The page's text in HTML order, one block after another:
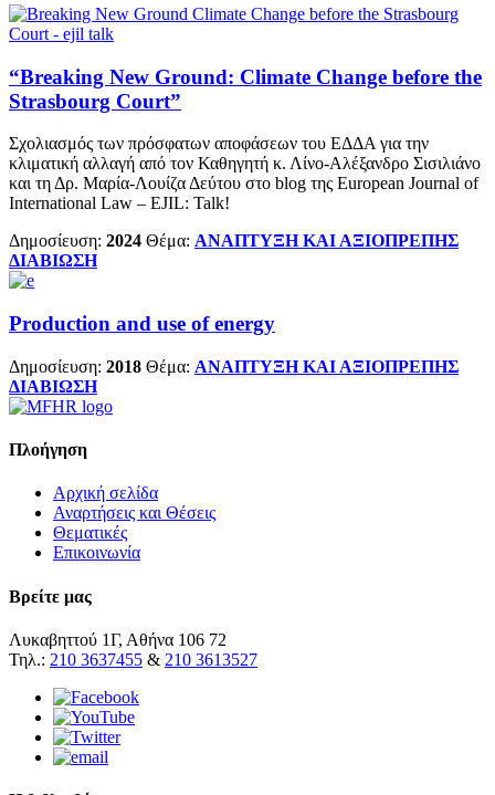
“Breaking New Ground: Climate Change before the
Strasbourg Court”
Σχολιασμός των πρόσφατων αποφάσεων του ΕΔΔΑ για την
κλιματική αλλαγή από τον Καθηγητή κ. Λίνο-Αλέξανδρο Σισιλιάνο
και τη Δρ. Μαρία-Λουίζα Δεύτου στο blog της Εuropean Journal of
International Law – EJIL: Talk!
Δημοσίευση: 2024 Θέμα: ΑΝΑΠΤΥΞΗ ΚΑΙ ΑΞΙΟΠΡΕΠΗΣ
ΔΙΑΒΙΩΣΗ
Production and use of energy
Δημοσίευση: 2018 Θέμα: ΑΝΑΠΤΥΞΗ ΚΑΙ ΑΞΙΟΠΡΕΠΗΣ
ΔΙΑΒΙΩΣΗ
Πλοήγηση
Αρχική σελίδα
Αναρτήσεις και Θέσεις
Θεματικές
Επικοινωνία
Βρείτε μας
Λυκαβηττού 1Γ, Αθήνα 106 72
Τηλ.: 210 3637455 & 210 3613527